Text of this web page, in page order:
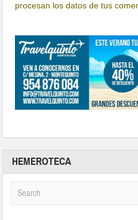
procesan los datos de tus
HEMEROTECA